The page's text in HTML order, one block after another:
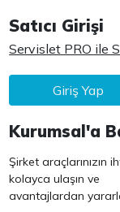
Satıcı Girişi
Servislet PRO ile
Giriş Yap
Kurumsal'a
Şirket araçlarınızın
kolayca ulaşın ve
avantajlardan